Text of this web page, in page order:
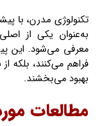
تکنولوژی مدرن، با
به‌عنوان یکی از
معرفی می‌شود. این
فراهم می‌کنند، بلکه
بهبود می‌بخشند.
مطالعات